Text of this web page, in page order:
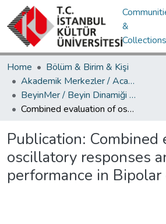
&
Collections
Home
Bölüm & Birim & Kişi
Akademik Merkezler / Academic Centers
BeyinMer / Beyin Dinamiği Araştırma Merkezi
Combined evaluation of oscillatory responses and memory performance in Bipolar disorder
Publication: Combined
oscillatory responses
performance in